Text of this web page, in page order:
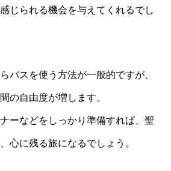
じられる機会を与えてくれるでし
バスを使う方法が一般的ですが、
の自由度が増します。
ーなどをしっかり準備すれば、聖
心に残る旅になるでしょう。